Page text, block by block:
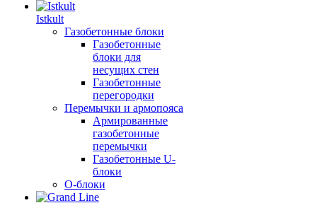
Istkult
Газобетонные блоки
Газобетонные
блоки для
несущих стен
Газобетонные
перегородки
Перемычки и армопояса
Армированные
газобетонные
перемычки
Газобетонные U-
блоки
О-блоки